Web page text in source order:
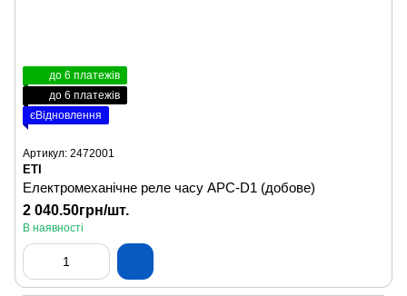
до 6 платежів
до 6 платежів
єВідновлення
Артикул: 2472001
ETI
Електромеханічне реле часу APC-D1 (добове)
2 040.50грн/шт.
В наявності